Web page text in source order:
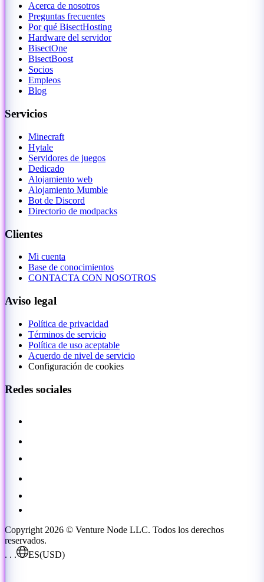
Acerca de nosotros
Preguntas frecuentes
Por qué BisectHosting
Hardware del servidor
BisectOne
BisectBoost
Socios
Empleos
Blog
Servicios
Minecraft
Hytale
Servidores de juegos
Dedicado
Alojamiento web
Alojamiento Mumble
Bot de Discord
Directorio de modpacks
Clientes
Mi cuenta
Base de conocimientos
CONTACTA CON NOSOTROS
Aviso legal
Política de privacidad
Términos de servicio
Política de uso aceptable
Acuerdo de nivel de servicio
Configuración de cookies
Redes sociales
Copyright 2026 © Venture Node LLC. Todos los derechos
reservados.
. . .
ES(USD)